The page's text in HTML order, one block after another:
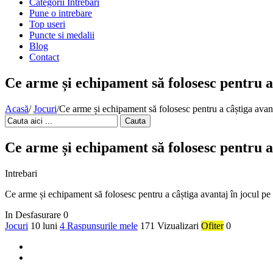
Categorii Intrebari
Pune o intrebare
Top useri
Puncte si medalii
Blog
Contact
Ce arme și echipament să folosesc
Acasă/ Jocuri/Ce arme și echipament să folosesc pentru a câștiga
Cauta
Ce arme și echipament să folosesc
Intrebari
Ce arme și echipament să folosesc pentru a câștiga avantaj în jocul
In Desfasurare 0
Jocuri 10 luni 4 Raspunsurile mele 171 Vizualizari Ofiter 0